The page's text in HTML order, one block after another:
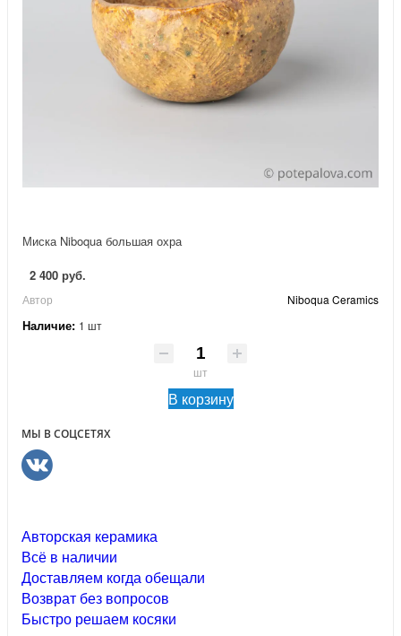
Миска Niboqua большая охра
2 400 руб.
Автор Niboqua Ceramics
Наличие: 1 шт
шт
В корзину
МЫ В СОЦСЕТЯХ
Авторская керамика
Всё в наличии
Доставляем когда обещали
Возврат без вопросов
Быстро решаем косяки